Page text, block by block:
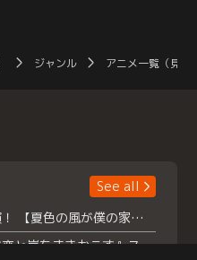
ジャンル アニメ一覧（見放
See all
浮所飛貴主演！ 【夏色の風が僕の家にやってきた】 本日よりテラサで独占配信スタート！
『夏色の雲が恋と嵐をまきおこす』スペシャルメイキング 【Part1】2026年７月18日（土）23時30分～配信スタート！話題のシーンの裏側を大公開！豪華キャスト大集合！ 『武宮家 真夏の家族会議』開催！